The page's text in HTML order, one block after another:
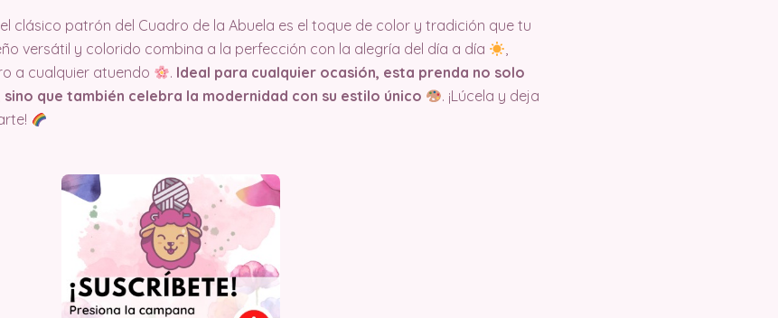
clásico patrón del Cuadro de la Abuela es el toque de color y tradición que tu
versátil y colorido combina a la perfección con la alegría del día a día
,
a cualquier atuendo
. Ideal para cualquier ocasión, esta prenda no solo
que también celebra la modernidad con su estilo único
. ¡Lúcela y deja